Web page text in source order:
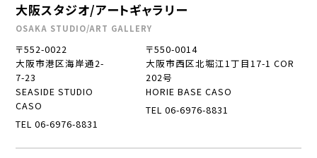
大阪スタジオ/アートギャラリー
OSAKA STUDIO/ART GALLERY
〒552-0022
大阪市港区海岸通2-
7-23
SEASIDE STUDIO
CASO
TEL 06-6976-8831
〒550-0014
大阪市西区北堀江1丁目17-1 COR
202号
HORIE BASE CASO
TEL 06-6976-8831